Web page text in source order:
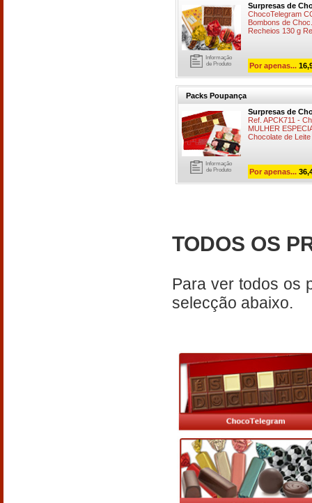
Informação
de Produto
Surpresas de
ChocoTelegram
Bombons de
Recheios 130 g
Por apenas...
Packs Poupança
Informação
de Produto
Surpresas de
Ref. APCK711 -
MULHER
Chocolate de
Por apenas...
TODOS OS
Para ver todos os
selecção abaixo.